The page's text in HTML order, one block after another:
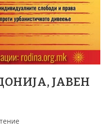
ЈАВЕН